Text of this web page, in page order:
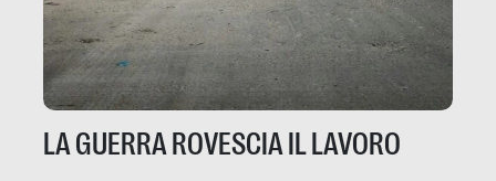
LA GUERRA ROVESCIA IL LAVORO